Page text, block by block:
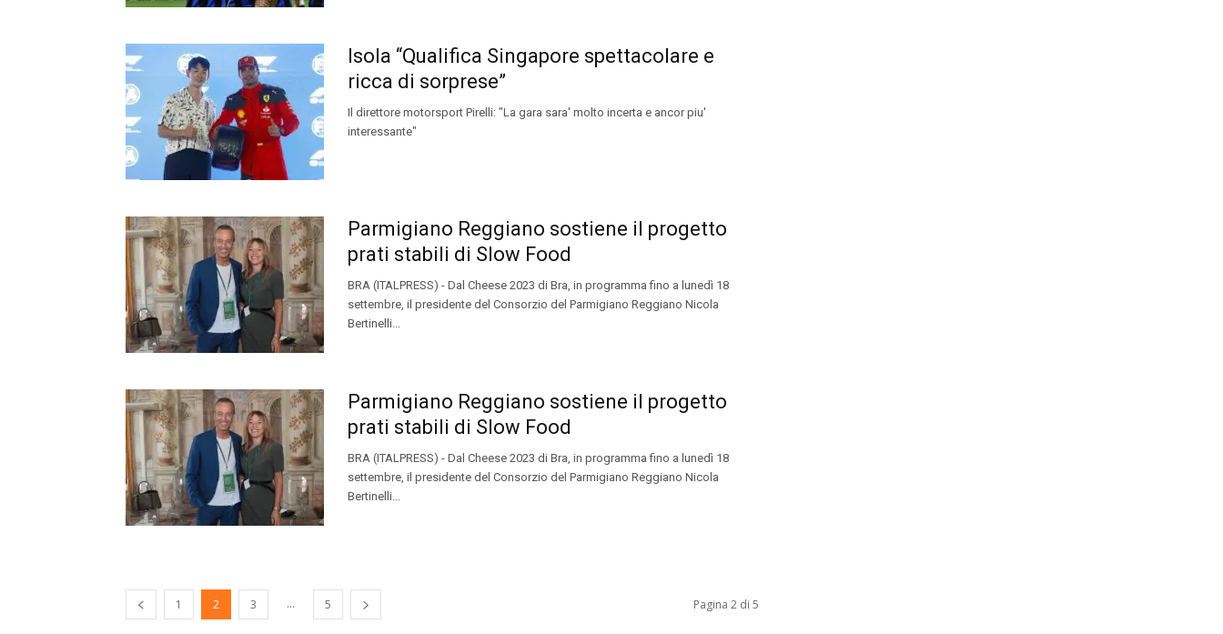
Isola “Qualifica Singapore spettacolare e
ricca di sorprese”
Il direttore motorsport Pirelli: "La gara sara' molto incerta e ancor piu'
interessante"
Parmigiano Reggiano sostiene il progetto
prati stabili di Slow Food
BRA (ITALPRESS) - Dal Cheese 2023 di Bra, in programma fino a lunedì 18
settembre, il presidente del Consorzio del Parmigiano Reggiano Nicola
Bertinelli...
Parmigiano Reggiano sostiene il progetto
prati stabili di Slow Food
BRA (ITALPRESS) - Dal Cheese 2023 di Bra, in programma fino a lunedì 18
settembre, il presidente del Consorzio del Parmigiano Reggiano Nicola
Bertinelli...
1 2 3 ... 5 Pagina 2 di 5